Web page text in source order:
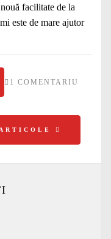
facilitate de la
este de mare ajutor
1 COMENTARIU